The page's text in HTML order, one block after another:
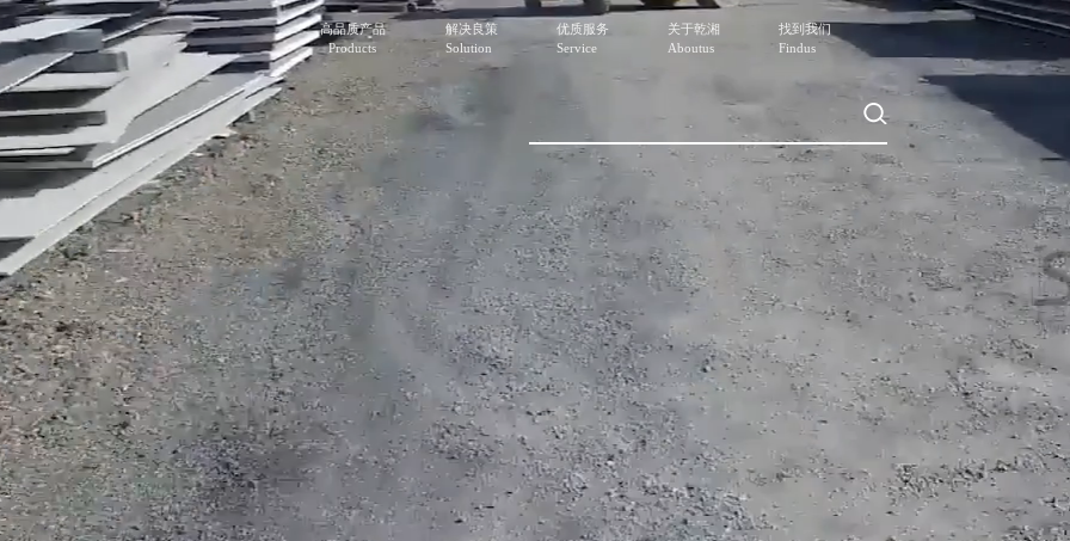
高品质产品
Products
解决良策
Solution
优质服务
Service
关于乾湘
Aboutus
找到我们
Findus